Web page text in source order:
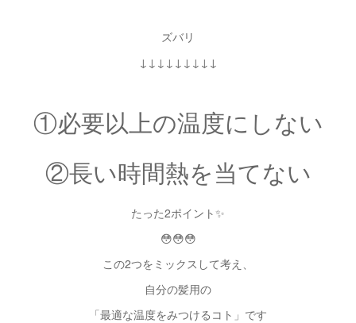
ズバリ
↓↓↓↓↓↓↓↓↓
①必要以上の温度にしない
②長い時間熱を当てない
たった2ポイント✨
😳😳😳
この2つをミックスして考え、
自分の髪用の
「最適な温度をみつけるコト」です